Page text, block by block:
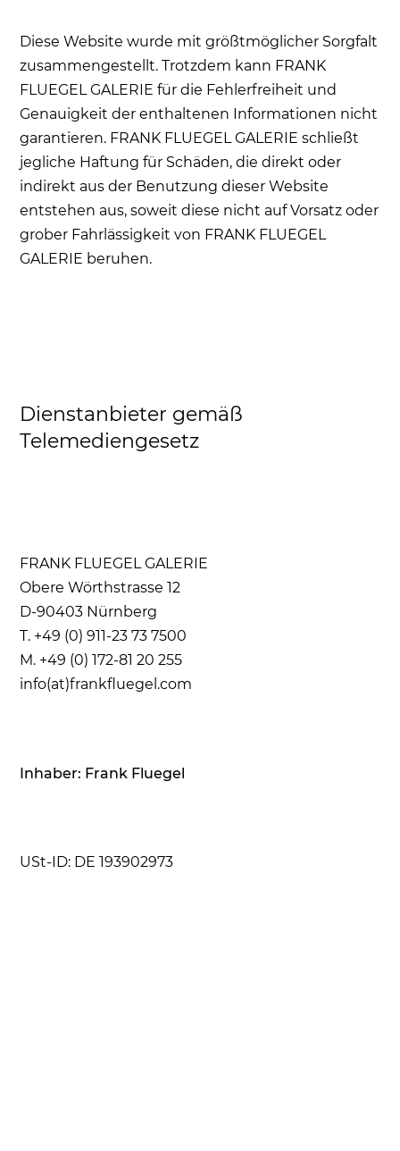
Diese Website wurde mit größtmöglicher Sorgfalt
zusammengestellt. Trotzdem kann FRANK
FLUEGEL GALERIE für die Fehlerfreiheit und
Genauigkeit der enthaltenen Informationen nicht
garantieren. FRANK FLUEGEL GALERIE schließt
jegliche Haftung für Schäden, die direkt oder
indirekt aus der Benutzung dieser Website
entstehen aus, soweit diese nicht auf Vorsatz oder
grober Fahrlässigkeit von FRANK FLUEGEL
GALERIE beruhen.
Dienstanbieter gemäß
Telemediengesetz
FRANK FLUEGEL GALERIE
Obere Wörthstrasse 12
D-90403 Nürnberg
T. +49 (0) 911-23 73 7500
M. +49 (0) 172-81 20 255
info(at)frankfluegel.com
Inhaber: Frank Fluegel
USt-ID: DE 193902973